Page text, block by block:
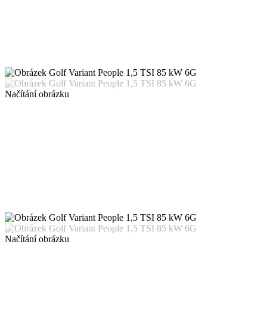
Načítání obrázku
Načítání obrázku